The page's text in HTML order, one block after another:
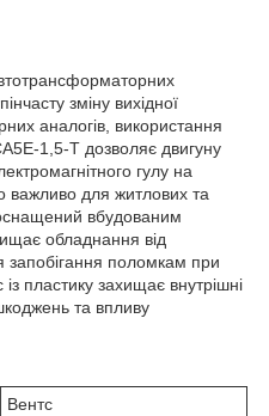
зміну вихідної
аналогів, використання
1,5-Т дозволяє двигуну
гулу на
важливо для житлових та
вбудованим
обладнання від
запобігання поломкам при
пластику захищає внутрішні
та впливу
Вентс